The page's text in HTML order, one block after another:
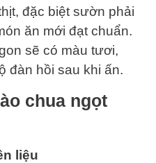
đặc biệt sườn phải
ăn mới đạt chuẩn.
sẽ có màu tươi,
đàn hồi sau khi ấn.
chua ngọt
liệu